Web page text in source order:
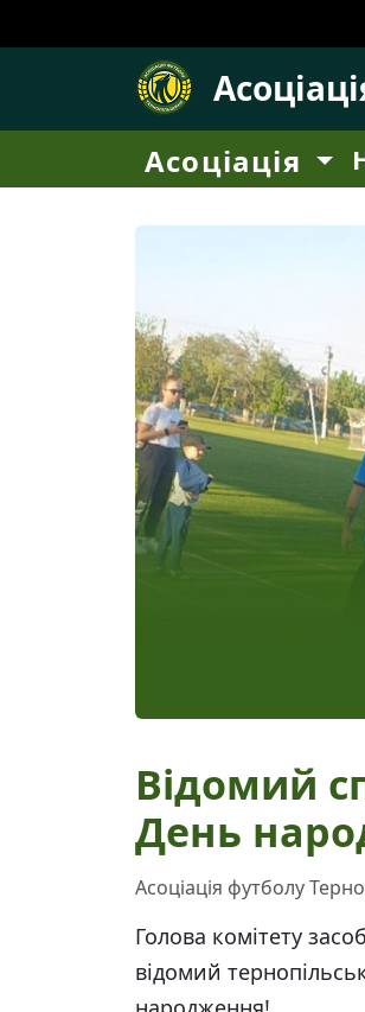
Асоціація
Відомий
День
Асоціація футболу
Голова комітету
відомий